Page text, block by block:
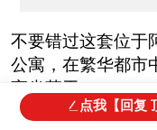
不要错过这套位于
公寓，在繁华都市
寓坐落于King
Mall购物中心，周
点我【回复